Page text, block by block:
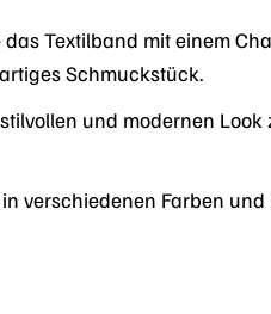
Textilband mit einem
Schmuckstück.
und modernen Look
verschiedenen Farben